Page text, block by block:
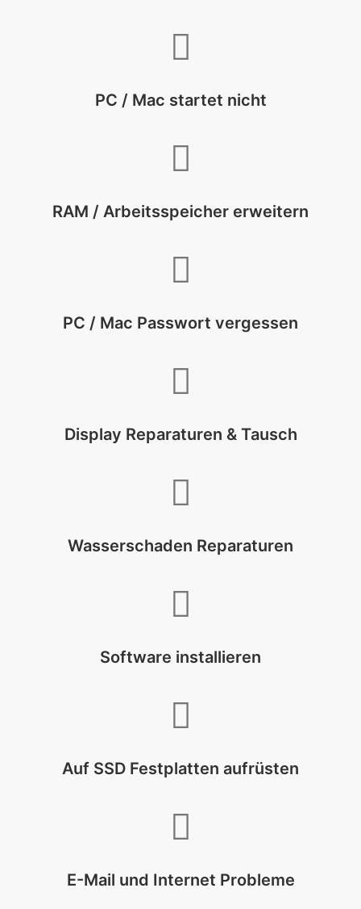
PC / Mac startet nicht
RAM / Arbeitsspeicher erweitern
PC / Mac Passwort vergessen
Display Reparaturen & Tausch
Wasserschaden Reparaturen
Software installieren
Auf SSD Festplatten aufrüsten
E-Mail und Internet Probleme